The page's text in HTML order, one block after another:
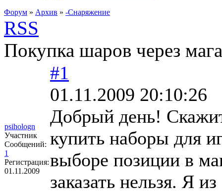
Форум » Архив » -Снаряжение
RSS
Покупка шаров через
psihologn
Участник
Сообщений:
1
Регистрация:
01.11.2009
#1
01.11.2009 20:10:26
Добрый день!
купить наборы для
выборе позиции в
заказать нельзя. Я